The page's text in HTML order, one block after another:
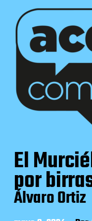
El
por
Álvaro Ortiz